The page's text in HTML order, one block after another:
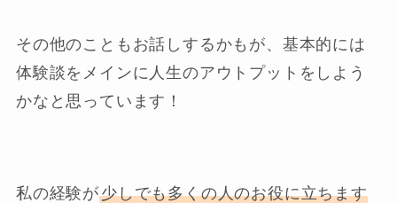
その他のこともお話しするかもが、基本的には
体験談をメインに人生のアウトプットをしよう
かなと思っています！
私の経験が少しでも多くの人のお役に立ちます